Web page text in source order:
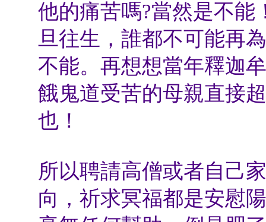
他的痛苦嗎?當然是不能
旦往生，誰都不可能再
不能。再想想當年釋迦
餓鬼道受苦的母親直接
也！
所以聘請高僧或者自己
向，祈求冥福都是安慰